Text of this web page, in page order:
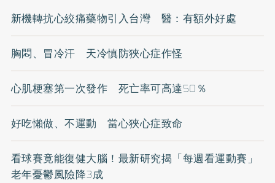
新機轉抗心絞痛藥物引入台灣 醫：有額外好處
胸悶、冒冷汗 天冷慎防狹心症作怪
心肌梗塞第一次發作 死亡率可高達50％
好吃懶做、不運動 當心狹心症致命
看球賽竟能復健大腦！最新研究揭「每週看運動賽」
老年憂鬱風險降3成